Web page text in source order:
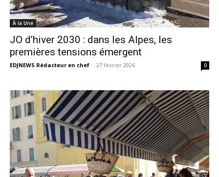
À la Une
JO d’hiver 2030 : dans les Alpes, les
premières tensions émergent
EDJNEWS Rédacteur en chef - 27 février 2026 0